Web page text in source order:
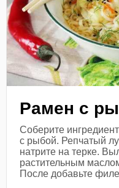
Рамен с
Соберите
с рыбой. Репчатый
натрите на терке.
растительным
После добавьте